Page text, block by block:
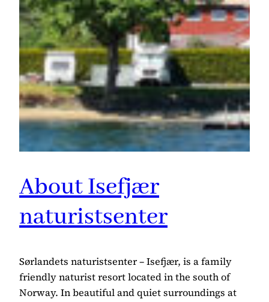
About Isefjær
naturistsenter
Sørlandets naturistsenter – Isefjær, is a family
friendly naturist resort located in the south of
Norway. In beautiful and quiet surroundings at